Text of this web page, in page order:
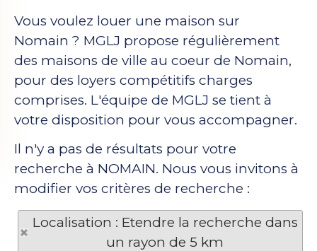
Vous voulez louer une maison sur
Nomain ? MGLJ propose régulièrement
des maisons de ville au coeur de Nomain,
pour des loyers compétitifs charges
comprises. L'équipe de MGLJ se tient à
votre disposition pour vous accompagner.
Il n'y a pas de résultats pour votre
recherche à NOMAIN. Nous vous invitons à
modifier vos critères de recherche :
Localisation : Etendre la recherche dans
un rayon de 5 km